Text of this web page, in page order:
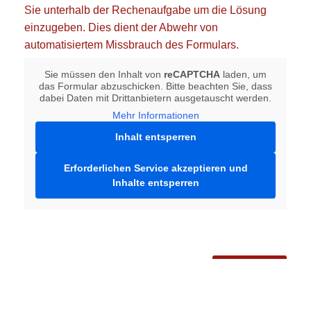
Sie unterhalb der Rechenaufgabe um die Lösung
einzugeben. Dies dient der Abwehr von
automatisiertem Missbrauch des Formulars.
Sie müssen den Inhalt von reCAPTCHA laden, um
das Formular abzuschicken. Bitte beachten Sie, dass
dabei Daten mit Drittanbietern ausgetauscht werden.
Mehr Informationen
Inhalt entsperren
Erforderlichen Service akzeptieren und
Inhalte entsperren